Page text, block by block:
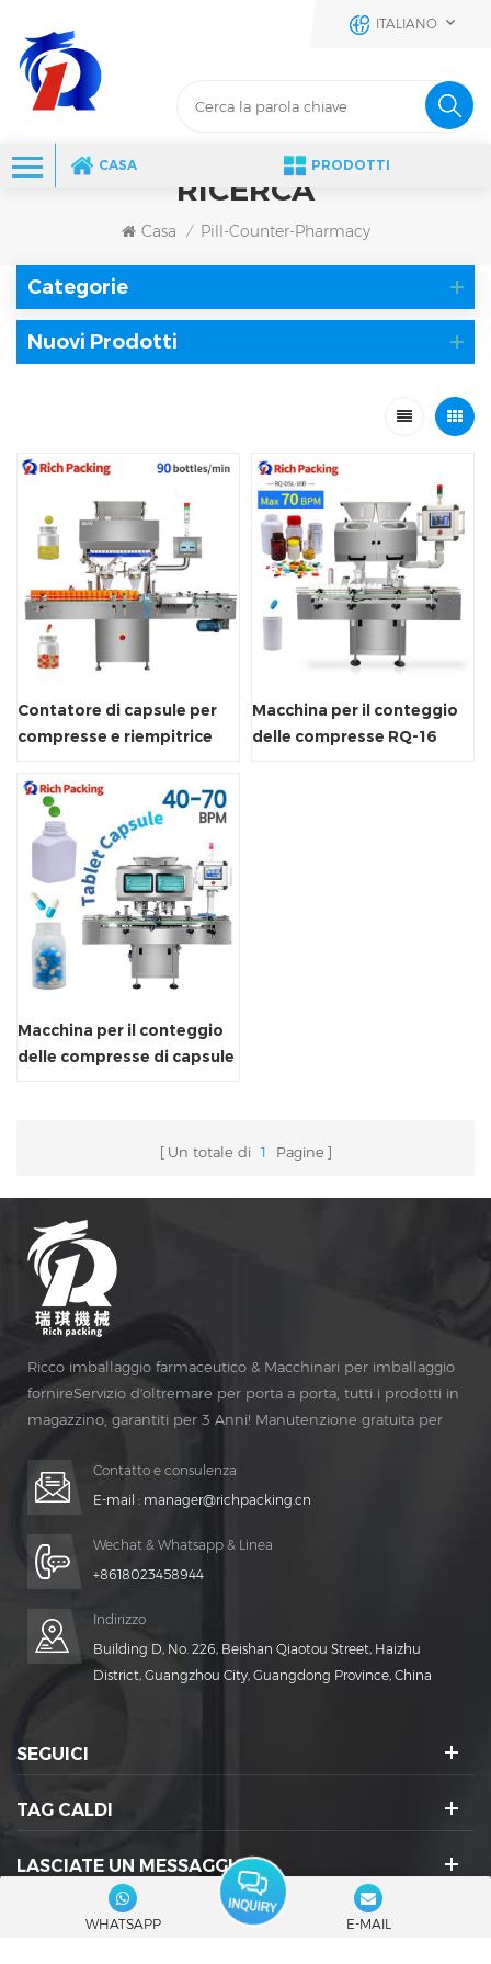
ITALIANO
CASA PRODOTTI
RICERCA
Casa / Pill-Counter-Pharmacy
Categorie
Nuovi Prodotti
Contatore di capsule per
compresse e riempitrice
Macchina per il conteggio
delle compresse RQ-16
Macchina per il conteggio
delle compresse di capsule
Un totale di 1 Pagine
Ricco imballaggio farmaceutico & Macchinari per imballaggio
fornireServizio d'oltremare per porta a porta, tutti i prodotti in
magazzino, garantiti per 3 Anni! Manutenzione gratuita per
Contatto e consulenza
E-mail : manager@richpacking.cn
Wechat & Whatsapp & Linea
+8618023458944
Indirizzo
Building D, No. 226, Beishan Qiaotou Street, Haizhu
District, Guangzhou City, Guangdong Province, China
SEGUICI
TAG CALDI
LASCIATE UN MESSAGGIO
ICONE SOCIALI :
WHATSAPP E-MAIL